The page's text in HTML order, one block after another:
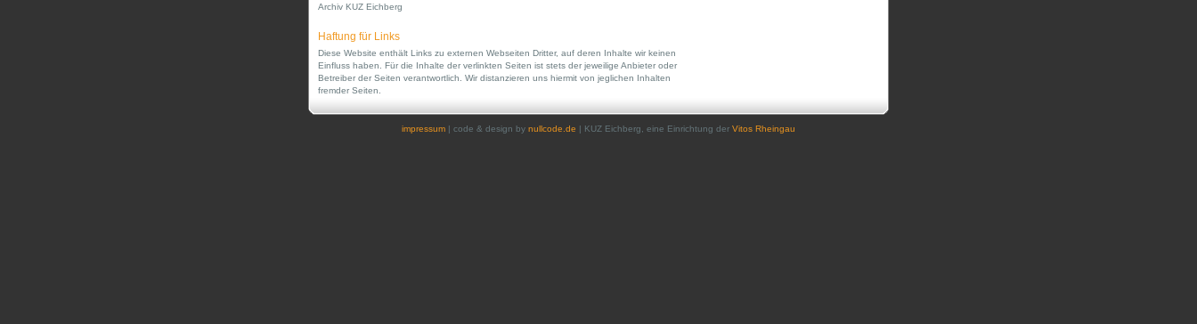
Archiv KUZ Eichberg
Haftung für Links
Diese Website enthält Links zu externen Webseiten Dritter, auf deren Inhalte wir keinen
Einfluss haben. Für die Inhalte der verlinkten Seiten ist stets der jeweilige Anbieter oder
Betreiber der Seiten verantwortlich. Wir distanzieren uns hiermit von jeglichen Inhalten
fremder Seiten.
impressum | code & design by nullcode.de | KUZ Eichberg, eine Einrichtung der Vitos Rheingau